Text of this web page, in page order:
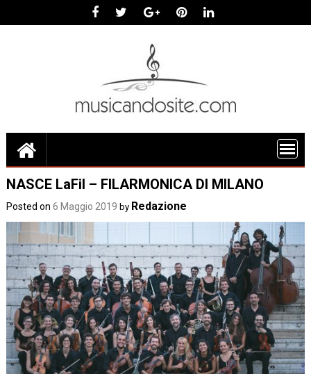
NASCE LaFil – FILARMONICA DI MILANO
Posted on6 Maggio 2019 by Redazione